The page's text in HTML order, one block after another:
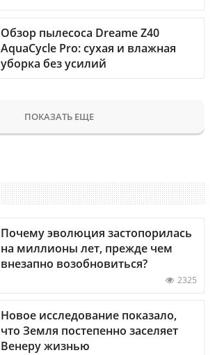
Обзор пылесоса Dreame Z40
AquaCycle Pro: сухая и влажная
уборка без усилий
ПОКАЗАТЬ ЕЩЕ
Почему эволюция застопорилась
на миллионы лет, прежде чем
внезапно возобновиться?
2325
Новое исследование показало,
что Земля постепенно заселяет
Венеру жизнью